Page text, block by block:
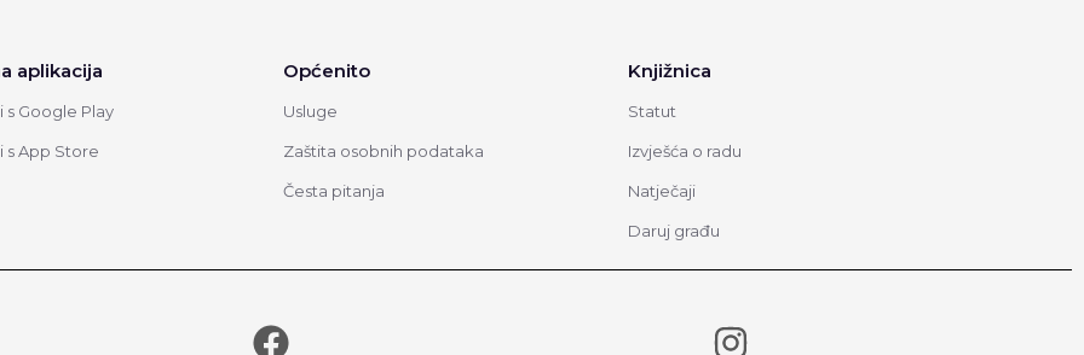
aplikacija
s Google Play
s App Store
Općenito
Usluge
Zaštita osobnih podataka
Česta pitanja
Knjižnica
Statut
Izvješća o radu
Natječaji
Daruj građu